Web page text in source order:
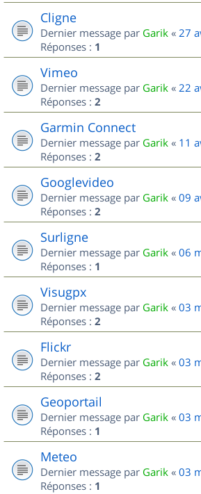
Cligne
Dernier message par Garik « 27
Réponses : 1
Vimeo
Dernier message par Garik « 22
Réponses : 2
Garmin Connect
Dernier message par Garik « 11
Réponses : 2
Googlevideo
Dernier message par Garik « 09
Réponses : 2
Surligne
Dernier message par Garik « 06
Réponses : 1
Visugpx
Dernier message par Garik « 03
Réponses : 2
Flickr
Dernier message par Garik « 03
Réponses : 2
Geoportail
Dernier message par Garik « 03
Réponses : 1
Meteo
Dernier message par Garik « 03
Réponses : 1